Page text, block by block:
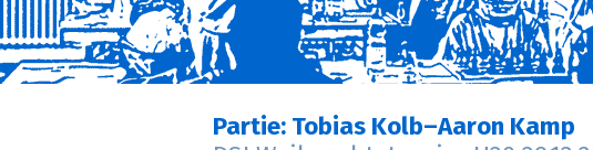
Partie: Tobias Kolb–Aaron Kamp